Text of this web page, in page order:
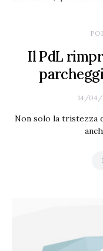
Il PdL
14/04/
Non solo la tristezza